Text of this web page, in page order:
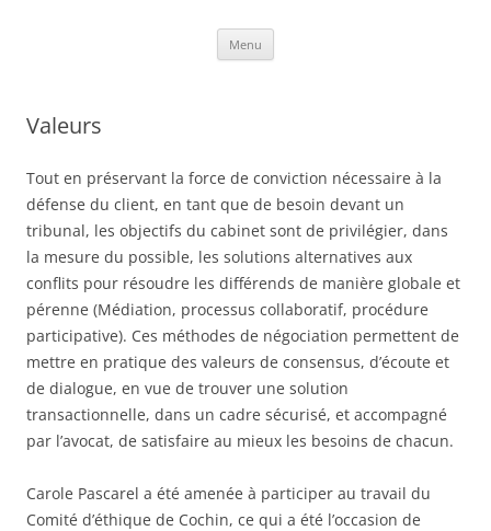
Menu
Valeurs
Tout en préservant la force de conviction nécessaire à la
défense du client, en tant que de besoin devant un
tribunal, les objectifs du cabinet sont de privilégier, dans
la mesure du possible, les solutions alternatives aux
conflits pour résoudre les différends de manière globale et
pérenne (Médiation, processus collaboratif, procédure
participative). Ces méthodes de négociation permettent de
mettre en pratique des valeurs de consensus, d’écoute et
de dialogue, en vue de trouver une solution
transactionnelle, dans un cadre sécurisé, et accompagné
par l’avocat, de satisfaire au mieux les besoins de chacun.
Carole Pascarel a été amenée à participer au travail du
Comité d’éthique de Cochin, ce qui a été l’occasion de